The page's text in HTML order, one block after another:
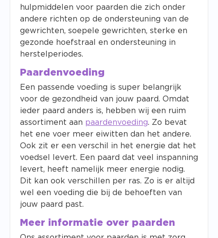
hulpmiddelen voor paarden die zich onder
andere richten op de ondersteuning van de
gewrichten, soepele gewrichten, sterke en
gezonde hoefstraal en ondersteuning in
herstelperiodes.
Paardenvoeding
Een passende voeding is super belangrijk
voor de gezondheid van jouw paard. Omdat
ieder paard anders is, hebben wij een ruim
assortiment aan paardenvoeding. Zo bevat
het ene voer meer eiwitten dan het andere.
Ook zit er een verschil in het energie dat het
voedsel levert. Een paard dat veel inspanning
levert, heeft namelijk meer energie nodig.
Dit kan ook verschillen per ras. Zo is er altijd
wel een voeding die bij de behoeften van
jouw paard past.
Meer informatie over paarden